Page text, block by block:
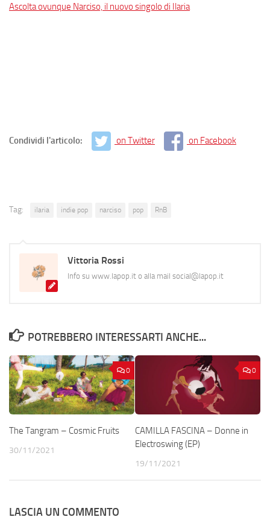
Ascolta ovunque Narciso, il nuovo singolo di Ilaria
Condividi l'articolo: on Twitter on Facebook
Tag: ilaria indie pop narciso pop RnB
Vittoria Rossi
Info su www.lapop.it o alla mail social@lapop.it
POTREBBERO INTERESSARTI ANCHE...
0
The Tangram – Cosmic Fruits
30/11/2021
0
CAMILLA FASCINA – Donne in
Electroswing (EP)
19/11/2021
LASCIA UN COMMENTO